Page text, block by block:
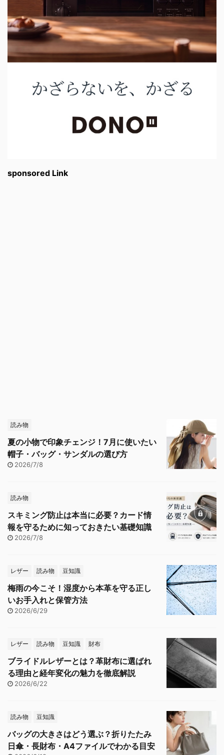
sponsored Link
読み物
夏の小物で印象チェンジ！7月に使いたい
帽子・バッグ・サンダルの選び方
2026/7/8
読み物
スキミング防止は本当に必要？カード情
報を守るために知っておきたい基礎知識
2026/7/8
レザー 読み物 豆知識
梅雨の今こそ！湿度から本革を守る正し
いお手入れと保管方法
2026/6/29
レザー 読み物 豆知識 財布
ブライドルレザーとは？革財布に選ばれ
る理由と経年変化の魅力を徹底解説
2026/6/22
読み物 豆知識
バッグの大きさはどう選ぶ？折りたたみ
日傘・長財布・A4ファイルでわかる目安